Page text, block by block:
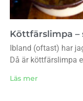
Köttfärslimpa –
Ibland (oftast) har
Då är köttfärslimpa
Läs mer